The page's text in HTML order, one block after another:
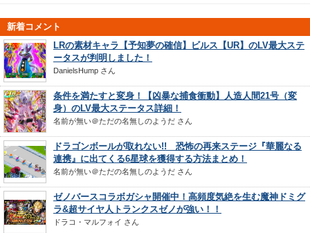
新着コメント
LRの素材キャラ【予知夢の確信】ビルス【UR】のLV最大ステ
ータスが判明しました！
DanielsHump さん
条件を満たすと変身！【凶暴な捕食衝動】人造人間21号（変
身）のLV最大ステータス詳細！
名前が無い＠ただの名無しのようだ さん
ドラゴンボールが取れない!! 恐怖の再来ステージ『華麗なる
連携』に出てくる6星球を獲得する方法まとめ！
名前が無い＠ただの名無しのようだ さん
ゼノバースコラボガシャ開催中！高頻度気絶を生む魔神ドミグ
ラ&超サイヤ人トランクスゼノが強い！！
ドラコ・マルフォイ さん